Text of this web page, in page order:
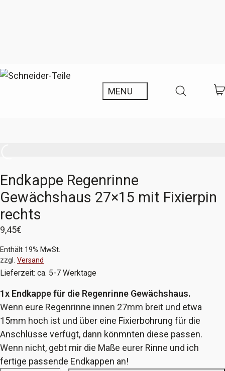
Endkappe Regenrinne
Gewächshaus 27×15 mit Fixierpin
rechts
9,45€
Enthält 19% MwSt.
zzgl. Versand
Lieferzeit: ca. 5-7 Werktage
1x Endkappe für die Regenrinne Gewächshaus.
Wenn eure Regenrinne innen 27mm breit und etwa
15mm hoch ist und über eine Fixierbohrung für die
Anschlüsse verfügt, dann könmnten diese passen.
Wenn nicht, gebt mir die Maße eurer Rinne und ich
fertige passende Endkappen an!